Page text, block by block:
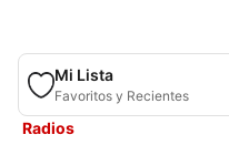
Mi Lista
Favoritos y Recientes
Radios